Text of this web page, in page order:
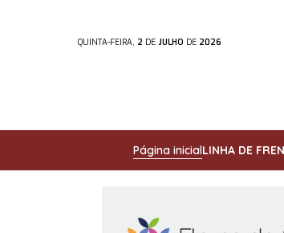
QUINTA-FEIRA, 2 DE JULHO DE 2026
Página inicialLINHA DE